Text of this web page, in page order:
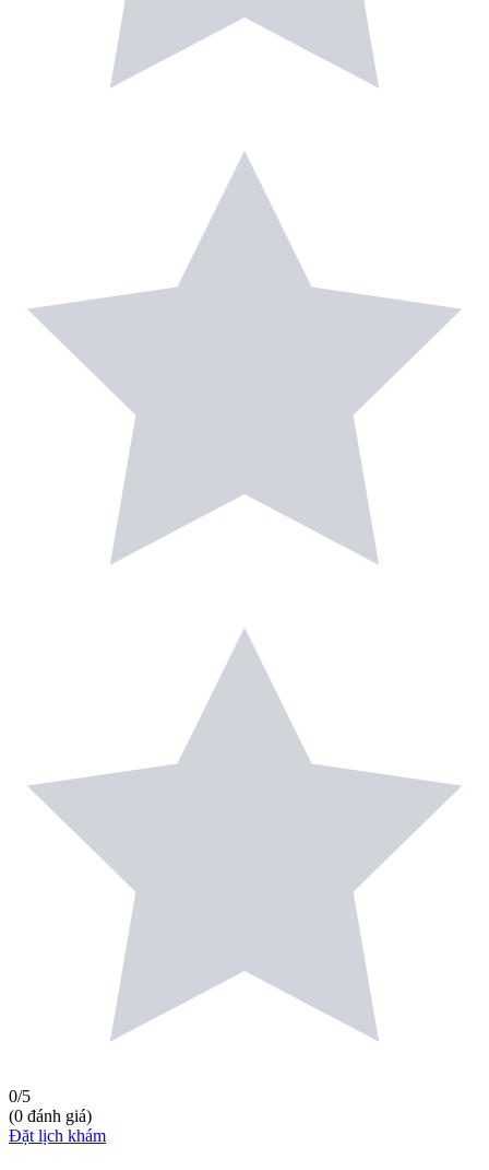
0/5
(0 đánh giá)
Đặt lịch khám